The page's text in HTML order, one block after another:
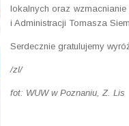
lokalnych oraz wzmacnianie
i Administracji Tomasza
Serdecznie gratulujemy
/zl/
fot: WUW w Poznaniu, Z. Lis